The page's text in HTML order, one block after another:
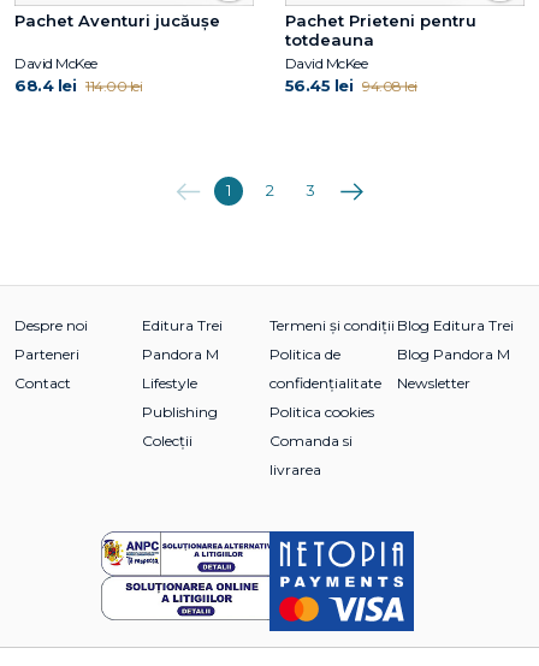
Pachet Aventuri jucăușe
David McKee
68.4 lei 114.00 lei
Pachet Prieteni pentru
totdeauna
David McKee
56.45 lei 94.08 lei
Anterioara
1 2 3 Următoarea
Despre noi
Parteneri
Contact
Editura Trei
Pandora M
Lifestyle
Publishing
Colecții
Termeni și condiții
Politica de
confidențialitate
Politica cookies
Comanda si
livrarea
Blog Editura Trei
Blog Pandora M
Newsletter